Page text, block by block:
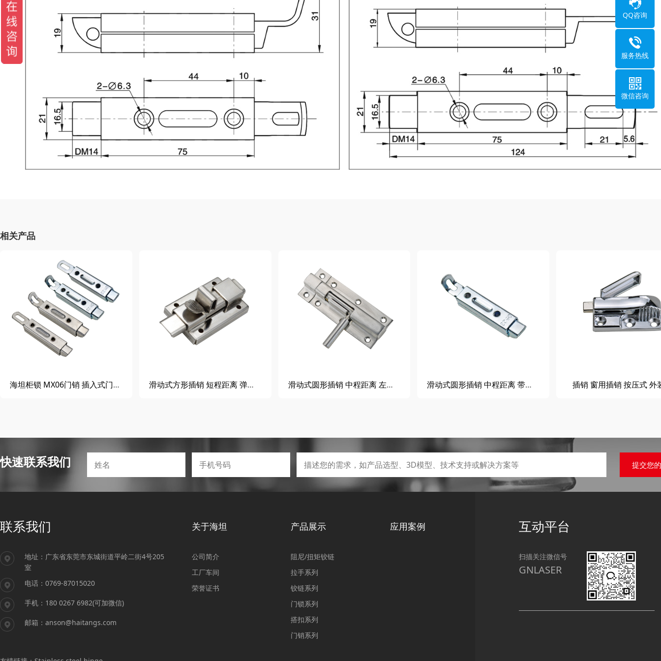
相关产品
海坦柜锁 MX06门销 插入式门锁 工业柜门插销 联动式 滑动式方形插销 短程距离 弹簧式锁定型 滑动式圆形插销 中程距离 左右区分型 滑动式圆形插销 中程距离 带弹簧装置 标准型 插销 窗用插销 按压式 外
快速联系我们 提交您
联系我们
地址：广东省东莞市东城街道平岭二街4号205
室
电话：0769-87015020
手机：180 0267 6982(可加微信)
邮箱：anson@haitangs.com
关于海坦
公司简介
工厂车间
荣誉证书
产品展示
阻尼/扭矩铰链
拉手系列
铰链系列
门锁系列
搭扣系列
门销系列
应用案例 互动平台
扫描关注微信号
GNLASER
QQ咨询
服务热线
微信咨询